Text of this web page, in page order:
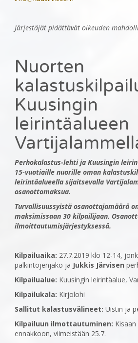
Järjestäjät pidättävät oikeuden
Nuorten
Kuusingin
leirintäalueen
Perhokalastus-lehti ja Kuusingin
15-vuotiaille nuorille oman
leirintäalueella sijaitsevalla
osanottomaksua.
Turvallisuussyistä osanottajamäärä
maksimissaan 30 kilpailijaan.
ilmoittautumisjärjestyksessä.
Kilpailuaika: 27.7.2019 klo 12-14,
palkintojenjako ja Jukkis Järvisen
Kilpailualue: Kuusingin leirintäalue,
Kilpailukala: Kirjolohi
Sallitut kalastusvälineet: Uistin ja
Kilpailuun ilmottautuminen:
ennakkoon, viimeistään 25.7.